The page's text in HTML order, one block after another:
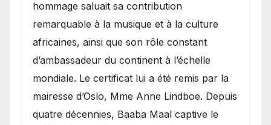
hommage saluait sa contribution
remarquable à la musique et à la culture
africaines, ainsi que son rôle constant
d’ambassadeur du continent à l’échelle
mondiale. Le certificat lui a été remis par la
mairesse d’Oslo, Mme Anne Lindboe. Depuis
quatre décennies, Baaba Maal captive le